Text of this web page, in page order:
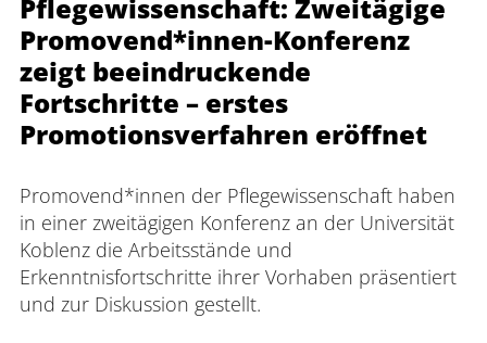
Pflegewissenschaft: Zweitägige
Promovend*innen-Konferenz
zeigt beeindruckende
Fortschritte – erstes
Promotionsverfahren eröffnet
Promovend*innen der Pflegewissenschaft haben
in einer zweitägigen Konferenz an der Universität
Koblenz die Arbeitsstände und
Erkenntnisfortschritte ihrer Vorhaben präsentiert
und zur Diskussion gestellt.